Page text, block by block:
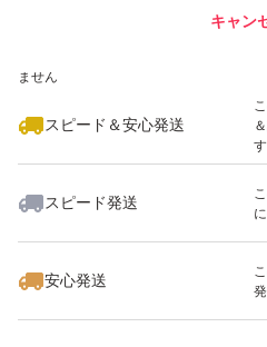
.。.:*・゜ .。.:*・゜ .。.:*・゜ .
ご了承くださいませ
ません
スピード＆安心発送
す
スピード発送
安心発送
キャン